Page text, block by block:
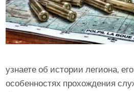
узнаете об истории легиона,
особенностях прохождения